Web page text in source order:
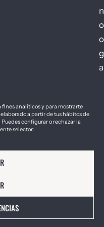
fines analíticos y para mostrarte
a partir de tus hábitos de
configurar o rechazar la
selector:
n
o
a